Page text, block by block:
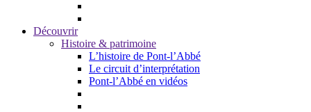
Découvrir
Histoire & patrimoine
L’histoire de Pont-l’Abbé
Le circuit d’interprétation
Pont-l’Abbé en vidéos